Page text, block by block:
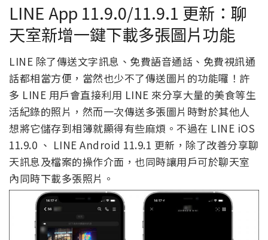
LINE App 11.9.0/11.9.1 更新：聊
天室新增一鍵下載多張圖片功能
LINE 除了傳送文字訊息、免費語音通話、免費視訊通
話都相當方便，當然也少不了傳送圖片的功能囉！許
多 LINE 用戶會直接利用 LINE 來分享大量的美食等生
活紀錄的照片，然而一次傳送多張圖片時對於其他人
想將它儲存到相簿就顯得有些麻煩。不過在 LINE iOS
11.9.0 、 LINE Android 11.9.1 更新，除了改善分享聊
天訊息及檔案的操作介面，也同時讓用戶可於聊天室
內同時下載多張照片。